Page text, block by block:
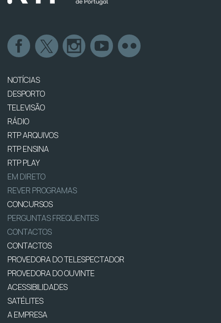
NOTÍCIAS
DESPORTO
TELEVISÃO
RÁDIO
RTP ARQUIVOS
RTP ENSINA
RTP PLAY
EM DIRETO
REVER PROGRAMAS
CONCURSOS
PERGUNTAS FREQUENTES
CONTACTOS
CONTACTOS
PROVEDORA DO TELESPECTADOR
PROVEDORA DO OUVINTE
ACESSIBILIDADES
SATÉLITES
A EMPRESA